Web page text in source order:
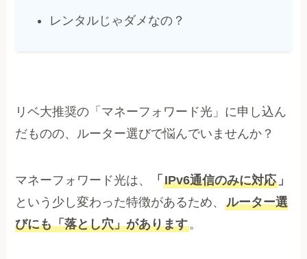
レンタルじゃダメなの？
リベ大推奨の「マネーフォワード光」に申し込ん
だものの、ルーター選びで悩んでいませんか？
マネーフォワード光は、 「IPv6通信のみに対応 」
という少し変わった特徴があるため、ルーター選
びにも「落とし穴」があります。